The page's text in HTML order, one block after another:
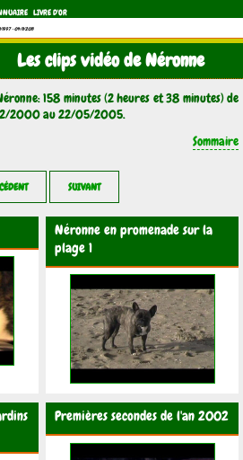
LIVRE D'OR
1997 - 04/11/2011)
Les clips vidéo de Néronne
158 minutes (2 heures et 38 minutes) de
2000 au 22/05/2005.
Sommaire
SUIVANT
Néronne en promenade sur la
plage 1
Premières secondes de l'an 2002